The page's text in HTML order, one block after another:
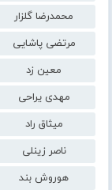
محمدرضا گلزار
مرتضی پاشایی
معین زد
مهدی یراحی
میثاق راد
ناصر زینلی
هوروش بند